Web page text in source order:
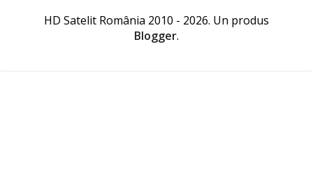
HD Satelit România 2010 - 2026. Un produs
Blogger.